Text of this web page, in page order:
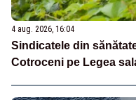
4 aug. 2026, 16:04
Sindicatele din
Cotroceni pe Legea